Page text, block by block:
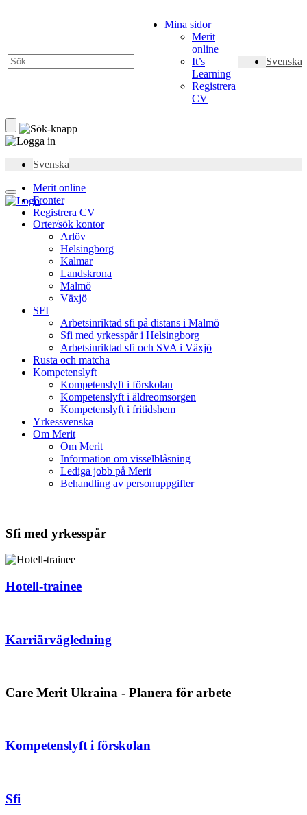
Mina sidor
Merit
online
It’s
Learning
Registrera
CV
Svenska
Svenska
Merit online
Fronter
Registrera CV
Orter/sök kontor
Arlöv
Helsingborg
Kalmar
Landskrona
Malmö
Växjö
SFI
Arbetsinriktad sfi på distans i Malmö
Sfi med yrkesspår i Helsingborg
Arbetsinriktad sfi och SVA i Växjö
Rusta och matcha
Kompetenslyft
Kompetenslyft i förskolan
Kompetenslyft i äldreomsorgen
Kompetenslyft i fritidshem
Yrkessvenska
Om Merit
Om Merit
Information om visselblåsning
Lediga jobb på Merit
Behandling av personuppgifter
Sfi med yrkesspår
Hotell-trainee
Karriärvägledning
Care Merit Ukraina - Planera för arbete
Kompetenslyft i förskolan
Sfi